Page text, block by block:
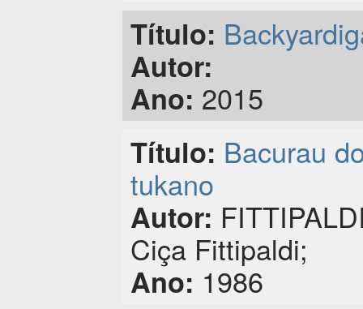
Título:
Autor:
Ano: 2015
Título: Bacurau
tukano
Autor:
Ciça Fittipaldi;
Ano: 1986